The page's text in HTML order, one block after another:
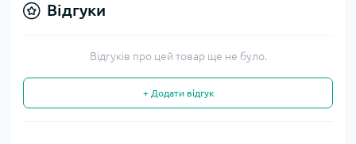
Відгуки
Відгуків про цей товар ще не було.
+ Додати відгук